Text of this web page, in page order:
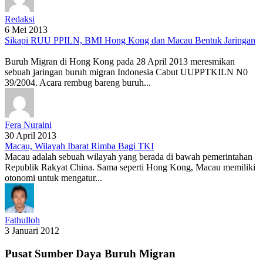
Redaksi
6 Mei 2013
Sikapi RUU PPILN, BMI Hong Kong dan Macau Bentuk Jaringan
Buruh Migran di Hong Kong pada 28 April 2013 meresmikan
sebuah jaringan buruh migran Indonesia Cabut UUPPTKILN N0
39/2004. Acara rembug bareng buruh...
Fera Nuraini
30 April 2013
Macau, Wilayah Ibarat Rimba Bagi TKI
Macau adalah sebuah wilayah yang berada di bawah pemerintahan
Republik Rakyat China. Sama seperti Hong Kong, Macau memiliki
otonomi untuk mengatur...
Fathulloh
3 Januari 2012
Pusat Sumber Daya Buruh Migran